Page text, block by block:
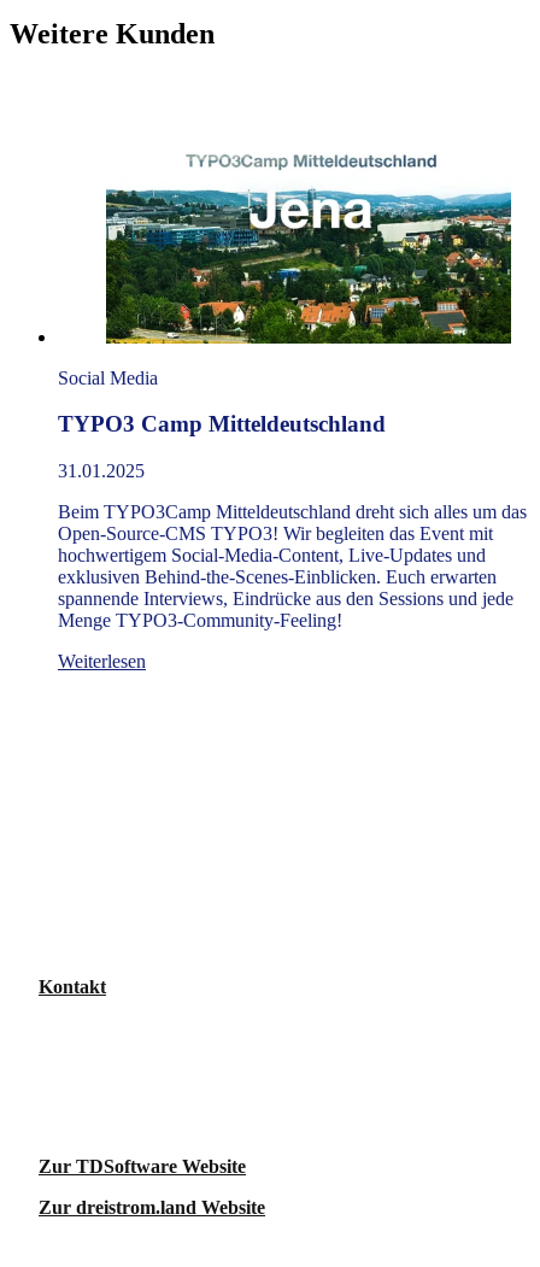
Weitere Kunden
Social Media
TYPO3 Camp Mitteldeutschland
31.01.2025
Beim TYPO3Camp Mitteldeutschland dreht sich alles um das
Open-Source-CMS TYPO3! Wir begleiten das Event mit
hochwertigem Social-Media-Content, Live-Updates und
exklusiven Behind-the-Scenes-Einblicken. Euch erwarten
spannende Interviews, Eindrücke aus den Sessions und jede
Menge TYPO3-Community-Feeling!
Weiterlesen
Kontakt
Zur TDSoftware Website
Zur dreistrom.land Website